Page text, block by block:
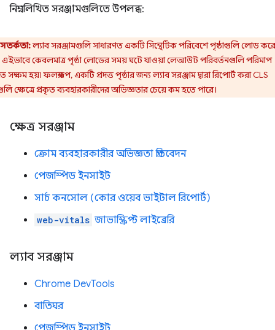
নিম্নলিখিত সরঞ্জামগুলিতে উপলব্ধ:
সতর্কতা:ল্যাব সরঞ্জামগুলি সাধারণত একটি সিন্থেটিক পরিবেশে পৃষ্ঠাগুলি লোড করে
কেবলমাত্র পৃষ্ঠা লোডের সময় ঘটে যাওয়া লেআউট পরিবর্তনগুলি পরিমাপ
সক্ষম হয়৷ ফলস্বরূপ, একটি প্রদত্ত পৃষ্ঠার জন্য ল্যাব সরঞ্জাম দ্বারা রিপোর্ট করা CLS
ক্ষেত্রে প্রকৃত ব্যবহারকারীদের অভিজ্ঞতার চেয়ে কম হতে পারে।
ক্ষেত্র সরঞ্জাম
ক্রোম ব্যবহারকারীর অভিজ্ঞতা প্রতিবেদন
পেজস্পিড ইনসাইট
সার্চ কনসোল (কোর ওয়েব ভাইটাল রিপোর্ট)
web-vitals জাভাস্ক্রিপ্ট লাইব্রেরি
ল্যাব সরঞ্জাম
Chrome DevTools
বাতিঘর